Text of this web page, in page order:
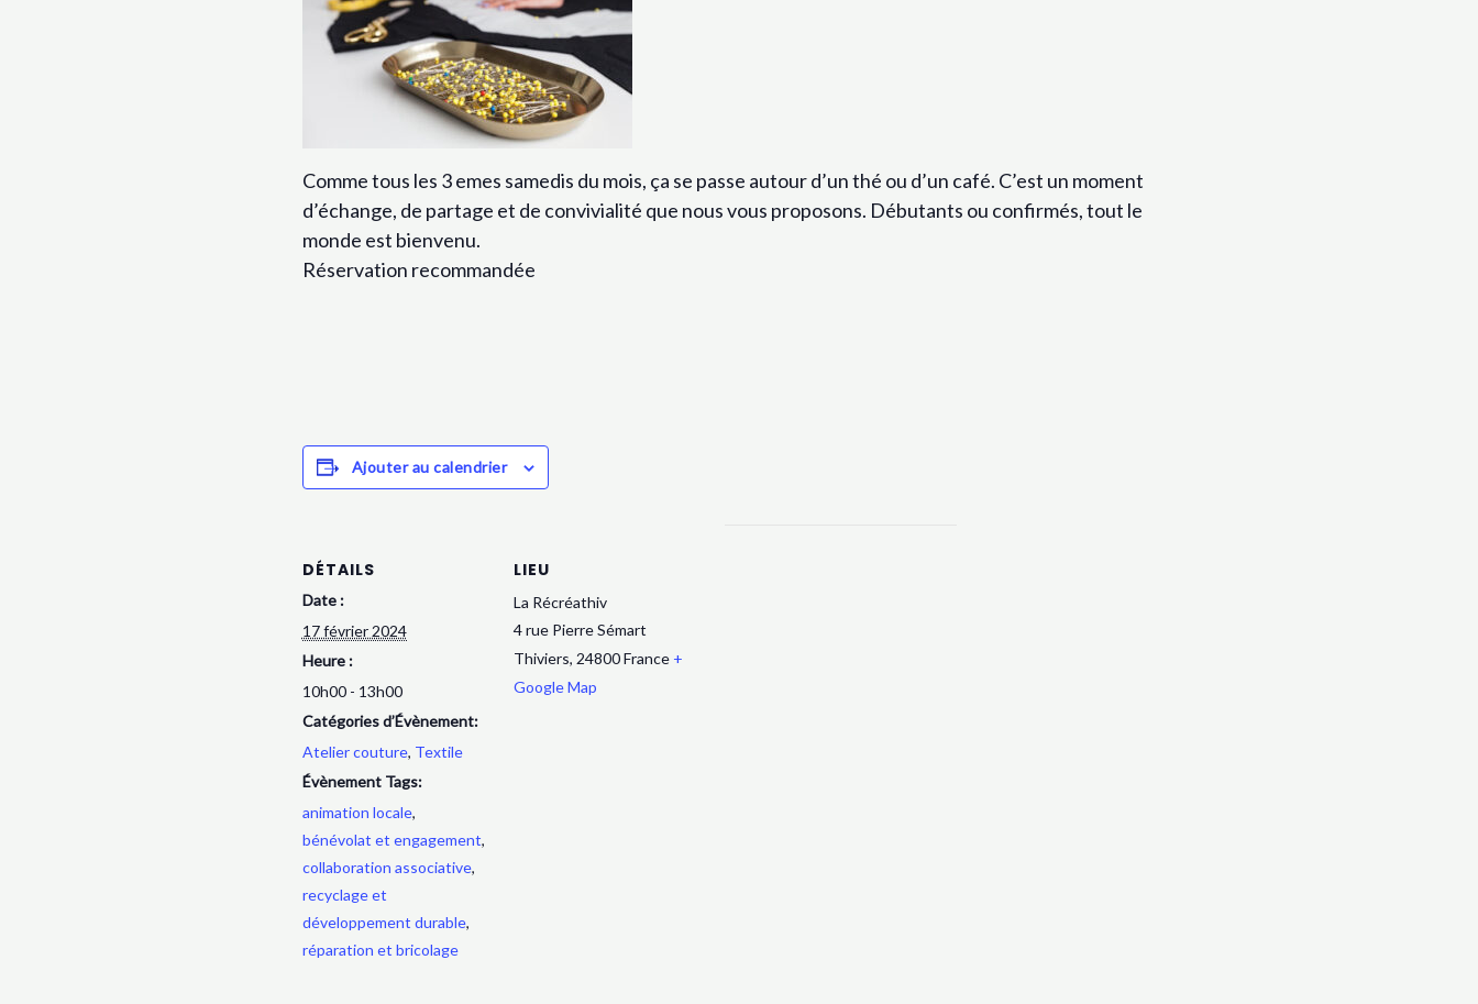
Comme tous les 3 emes samedis du mois, ça se passe autour d’un thé ou d’un café. C’est un moment
d’échange, de partage et de convivialité que nous vous proposons. Débutants ou confirmés, tout le
monde est bienvenu.
Réservation recommandée
Ajouter au calendrier
DÉTAILS
Date :
17 février 2024
Heure :
10h00 - 13h00
Catégories d’Évènement:
Atelier couture, Textile
Évènement Tags:
animation locale,
bénévolat et engagement,
collaboration associative,
recyclage et
développement durable,
réparation et bricolage
LIEU
La Récréathiv
4 rue Pierre Sémart
Thiviers, 24800France +
Google Map